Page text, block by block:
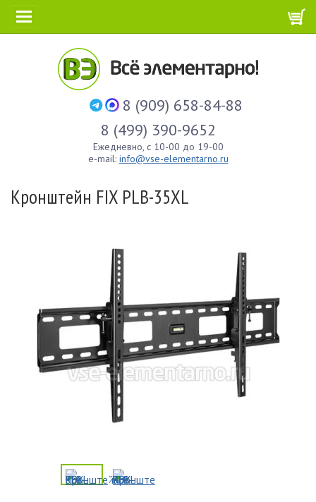
8 (909) 658-84-88
8 (499) 390-9652
Ежедневно, с 10-00 до 19-00
e-mail: info@vse-elementarno.ru
Кронштейн FIX PLB-35XL